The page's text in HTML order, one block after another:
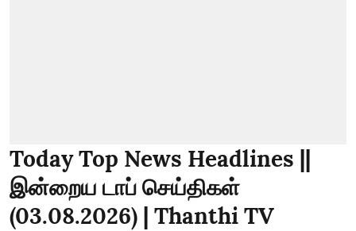
Today Top News Headlines ||
இன்றைய டாப் செய்திகள்
(03.08.2026) | Thanthi TV